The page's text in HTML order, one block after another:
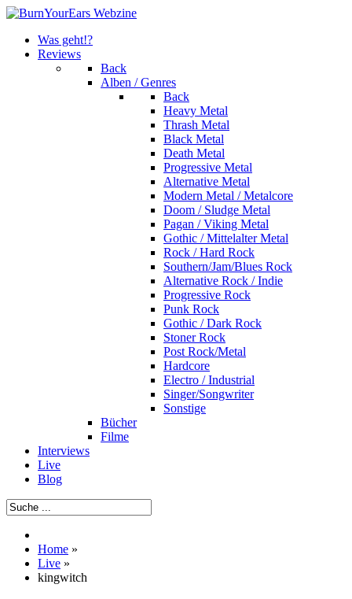
Was geht!?
Reviews
Back
Alben / Genres
Back
Heavy Metal
Thrash Metal
Black Metal
Death Metal
Progressive Metal
Alternative Metal
Modern Metal / Metalcore
Doom / Sludge Metal
Pagan / Viking Metal
Gothic / Mittelalter Metal
Rock / Hard Rock
Southern/Jam/Blues Rock
Alternative Rock / Indie
Progressive Rock
Punk Rock
Gothic / Dark Rock
Stoner Rock
Post Rock/Metal
Hardcore
Electro / Industrial
Singer/Songwriter
Sonstige
Bücher
Filme
Interviews
Live
Blog
Home »
Live »
kingwitch